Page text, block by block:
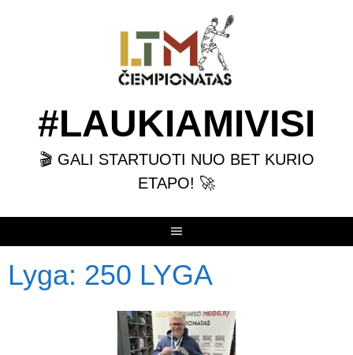
#LAUKIAMIVISI
🎬 GALI STARTUOTI NUO BET KURIO
ETAPO! 🚀
Lyga: 250 LYGA